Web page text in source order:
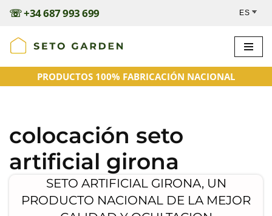
☏+34 687 993 699
PRODUCTOS 100% FABRICACIÓN NACIONAL
colocación seto
artificial girona
SETO ARTIFICIAL GIRONA, UN
PRODUCTO NACIONAL DE LA MEJOR